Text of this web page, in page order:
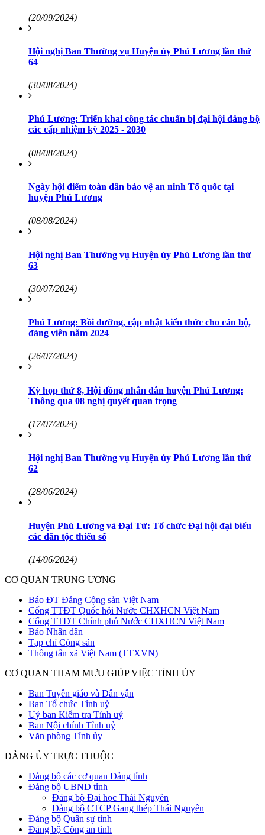
(20/09/2024)
Hội nghị Ban Thường vụ Huyện ủy Phú Lương lần thứ
64
(30/08/2024)
Phú Lương: Triển khai công tác chuẩn bị đại hội đảng bộ
các cấp nhiệm kỳ 2025 - 2030
(08/08/2024)
Ngày hội điểm toàn dân bảo vệ an ninh Tổ quốc tại
huyện Phú Lương
(08/08/2024)
Hội nghị Ban Thường vụ Huyện ủy Phú Lương lần thứ
63
(30/07/2024)
Phú Lương: Bồi dưỡng, cập nhật kiến thức cho cán bộ,
đảng viên năm 2024
(26/07/2024)
Kỳ họp thứ 8, Hội đồng nhân dân huyện Phú Lương:
Thông qua 08 nghị quyết quan trọng
(17/07/2024)
Hội nghị Ban Thường vụ Huyện ủy Phú Lương lần thứ
62
(28/06/2024)
Huyện Phú Lương và Đại Từ: Tổ chức Đại hội đại biểu
các dân tộc thiểu số
(14/06/2024)
CƠ QUAN TRUNG ƯƠNG
Báo ĐT Đảng Cộng sản Việt Nam
Cổng TTĐT Quốc hội Nước CHXHCN Việt Nam
Cổng TTĐT Chính phủ Nước CHXHCN Việt Nam
Báo Nhân dân
Tạp chí Cộng sản
Thông tấn xã Việt Nam (TTXVN)
CƠ QUAN THAM MƯU GIÚP VIỆC TỈNH ỦY
Ban Tuyên giáo và Dân vận
Ban Tổ chức Tỉnh uỷ
Uỷ ban Kiểm tra Tỉnh uỷ
Ban Nội chính Tỉnh uỷ
Văn phòng Tỉnh ủy
ĐẢNG ỦY TRỰC THUỘC
Đảng bộ các cơ quan Đảng tỉnh
Đảng bộ UBND tỉnh
Đảng bộ Đại học Thái Nguyên
Đảng bộ CTCP Gang thép Thái Nguyên
Đảng bộ Quân sự tỉnh
Đảng bộ Công an tỉnh